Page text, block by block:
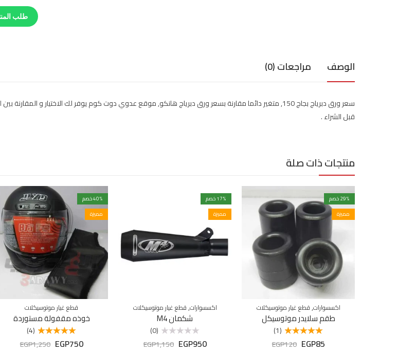
طلب
الوصف مراجعات (0)
سعر ورق دبرياج بجاج 150, متغير دائما مقارنة بسعر ورق دبرياج هانكو, موقع عدوي دوت كوم يوفر لك الاختيار و
قبل الشراء .
منتجات ذات صلة
29% خصم
مميزة
اكسسوارات,قطع غيار موتوسيكلات
طقم سلايدر موتوسيكل
5.00من 5
(1)
EGP85
EGP120
17% خصم
مميزة
اكسسوارات,قطع غيار موتوسيكلات
شكمان M4
التقييم
(0)
EGP950
EGP1,150
40% خصم
مميزة
قطع غيار موتوسيكلات
خوذه مقفولة مستوردة
5.00من 5
(4)
EGP750
EGP1,250